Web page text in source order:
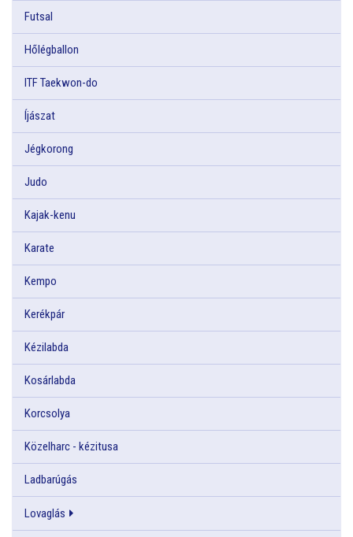
Futsal
Hőlégballon
ITF Taekwon-do
Íjászat
Jégkorong
Judo
Kajak-kenu
Karate
Kempo
Kerékpár
Kézilabda
Kosárlabda
Korcsolya
Közelharc - kézitusa
Ladbarúgás
Lovaglás